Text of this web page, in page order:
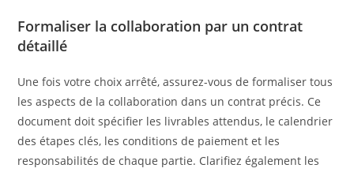
Formaliser la collaboration par un contrat
détaillé
Une fois votre choix arrêté, assurez-vous de formaliser tous
les aspects de la collaboration dans un contrat précis. Ce
document doit spécifier les livrables attendus, le calendrier
des étapes clés, les conditions de paiement et les
responsabilités de chaque partie. Clarifiez également les